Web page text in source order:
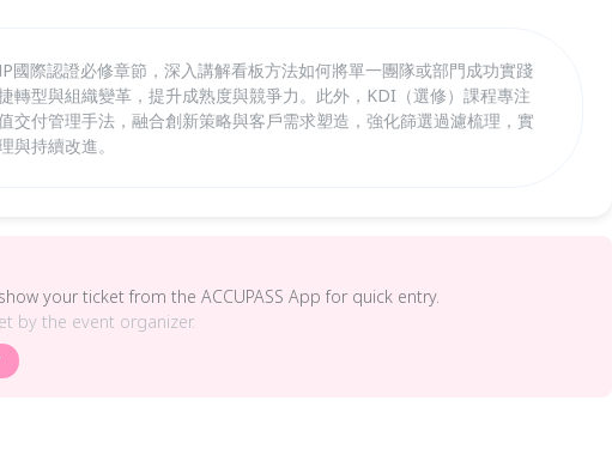
國際認證必修章節，深入講解看板方法如何將單一團隊或部門成功實踐
轉型與組織變革，提升成熟度與競爭力。此外，KDI（選修）課程專注
交付管理手法，融合創新策略與客戶需求塑造，強化篩選過濾梳理，實
與持續改進。
your ticket from the ACCUPASS App for quick entry.
by the event organizer.